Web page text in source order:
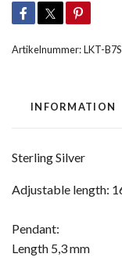
Artikelnummer:LKT-
INFORMATION
Sterling Silver
Adjustable length:
Pendant:
Length 5,3 mm